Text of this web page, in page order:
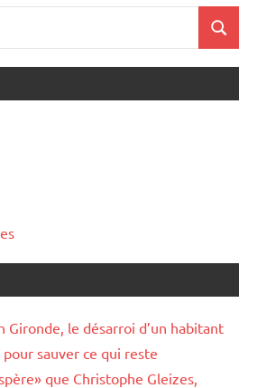
Gironde, le désarroi d’un habitant
sauver ce qui reste
que Christophe Gleizes,